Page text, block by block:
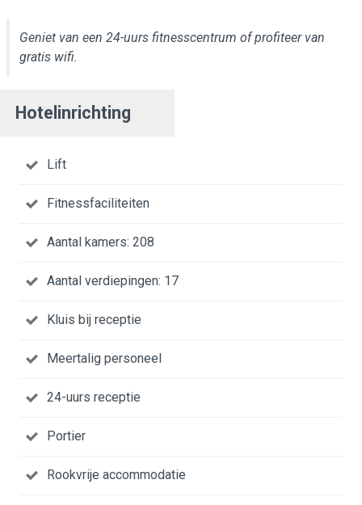
Geniet van een 24-uurs fitnesscentrum of profiteer van
gratis wifi.
Hotelinrichting
Lift
Fitnessfaciliteiten
Aantal kamers: 208
Aantal verdiepingen: 17
Kluis bij receptie
Meertalig personeel
24-uurs receptie
Portier
Rookvrije accommodatie